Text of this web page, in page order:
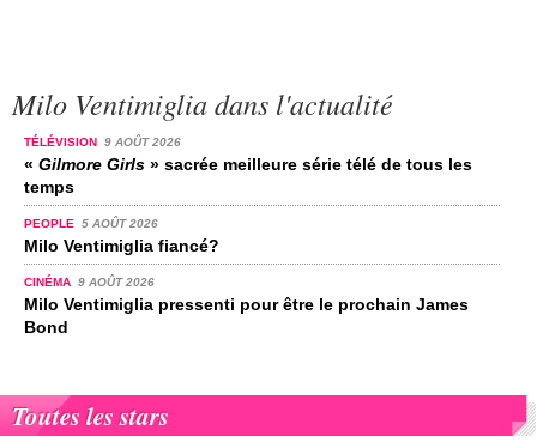
Milo Ventimiglia dans l'actualité
TÉLÉVISION 9 AOÛT 2026
« Gilmore Girls » sacrée meilleure série télé de tous les
temps
PEOPLE 5 AOÛT 2026
Milo Ventimiglia fiancé?
CINÉMA 9 AOÛT 2026
Milo Ventimiglia pressenti pour être le prochain James
Bond
Toutes les stars